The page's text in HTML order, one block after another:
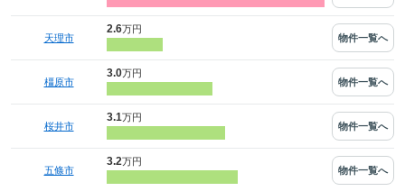
天理市
2.6万円
物件一覧へ
橿原市
3.0万円
物件一覧へ
桜井市
3.1万円
物件一覧へ
五條市
3.2万円
物件一覧へ